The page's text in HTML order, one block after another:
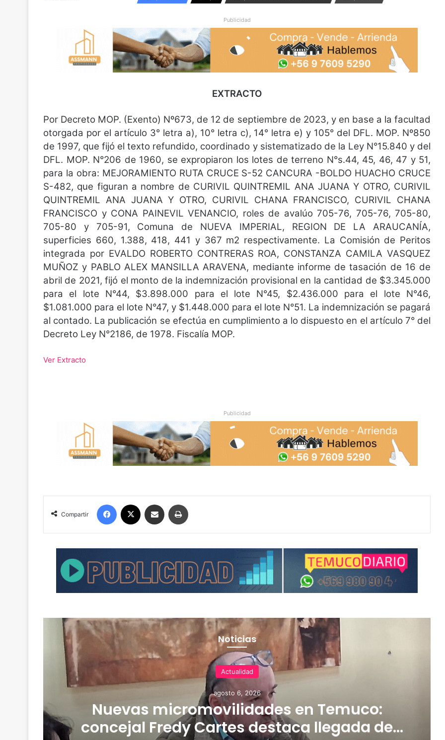
Publicidad
EXTRACTO
Por Decreto MOP. (Exento) Nº673, de 12 de septiembre de 2023, y en base a la facultad
otorgada por el artículo 3° letra a), 10° letra c), 14° letra e) y 105° del DFL. MOP. Nº850
de 1997, que fijó el texto refundido, coordinado y sistematizado de la Ley N°15.840 y del
DFL. MOP. N°206 de 1960, se expropiaron los lotes de terreno N°s.44, 45, 46, 47 y 51,
para la obra: MEJORAMIENTO RUTA CRUCE S-52 CANCURA -BOLDO HUACHO CRUCE
S-482, que figuran a nombre de CURIVIL QUINTREMIL ANA JUANA Y OTRO, CURIVIL
QUINTREMIL ANA JUANA Y OTRO, CURIVIL CHANA FRANCISCO, CURIVIL CHANA
FRANCISCO y CONA PAINEVIL VENANCIO, roles de avalúo 705-76, 705-76, 705-80,
705-80 y 705-91, Comuna de NUEVA IMPERIAL, REGION DE LA ARAUCANÍA,
superficies 660, 1.388, 418, 441 y 367 m2 respectivamente. La Comisión de Peritos
integrada por EVALDO ROBERTO CONTRERAS ROA, CONSTANZA CAMILA VASQUEZ
MUÑOZ y PABLO ALEX MANSILLA ARAVENA, mediante informe de tasación de 16 de
abril de 2021, fijó el monto de la indemnización provisional en la cantidad de $3.345.000
para el lote N°44, $3.898.000 para el lote N°45, $2.436.000 para el lote N°46,
$1.081.000 para el lote N°47, y $1.448.000 para el lote N°51. La indemnización se pagará
al contado. La publicación se efectúa en cumplimiento a lo dispuesto en el artículo 7° del
Decreto Ley N°2186, de 1978. Fiscalía MOP.
Ver Extracto
Publicidad
Compartir
Noticias
Actualidad
agosto 6, 2026
Nuevas micromovilidades en Temuco:
concejal Fredy Cartes destaca llegada de